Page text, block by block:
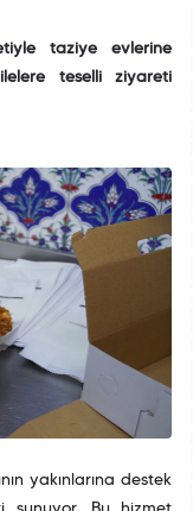
taziye evlerine
teselli ziyareti
yakınlarına destek